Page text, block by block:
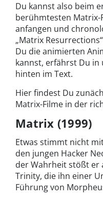
Du kannst also beim
berühmtesten Matrix-
anfangen und
„Matrix
Du die animierten
kannst, erfährst Du
hinten im Text.
Hier findest Du
Matrix-Filme in der
Matrix (1999)
Etwas stimmt nicht
den jungen Hacker
der Wahrheit stößt er
Trinity, die ihn einer
Führung von